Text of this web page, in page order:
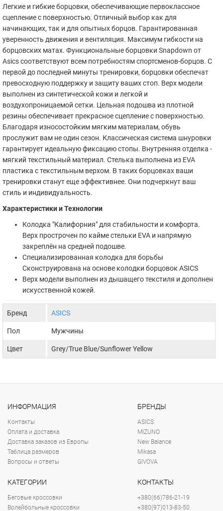
Легкие и гибкие борцовки, обеспечивающие первоклассное
сцепление с поверхностью. Отличный выбор как для
начинающих, так и для опытных борцов. Гарантированная
уверенность движения и вентиляция. Максимум гибкости на
борцовских матах. Функциональные борцовки Snapdown от
Asics соответствуют всем потребностям спортсменов-борцов. С
первой до последней минуты тренировки, борцовки обеспечат
превосходную поддержку и защиту ваших стоп. Верх модели
выполнен из синтетической кожи и легкой и
воздухопроницаемой сетки. Цельная подошва из плотной
резины обеспечивает прекрасное сцепление с поверхностью.
Благодаря износостойким мягким материалам, обувь
прослужит вам не один сезон. Классическая система шнуровки
гарантирует идеальную фиксацию стопы. Внутренняя отделка -
мягкий текстильный материал. Стелька выполнена из EVA
пластика с текстильным верхом. В таких борцовках ваши
тренировки станут еще эффективнее. Они подчеркнут ваш
стиль и индивидуальность.
Характеристики и Технологии
Колодка "Калифорния" для стабильности и комфорта.
Верх прострочен по кайме стельки EVA и напрямую
закреплён на средней подошве.
Специализированная колодка для борьбы
Сконструирована на основе колодки борцовок ASICS
Верх модели выполнен из дышащего текстиля и дополнен
искусственной кожей.
Бренд ASICS
Пол Мужчины
Цвет Grey/True Blue/Sunflower Yellow
ИНФОРМАЦИЯ
Контакты
Оплата и доставка
Доставка заказов из Европы
Таблица размеров
Вопросы и ответы
БРЕНДЫ
ASICS
MIZUNO
New Balance
Mikasa
GIVOVA
КАТЕГОРИИ
Беговые кроссовки
Волейбольные кроссовки
КОНТАКТЫ
+380(66)786-21-19
+380(97)013-83-50